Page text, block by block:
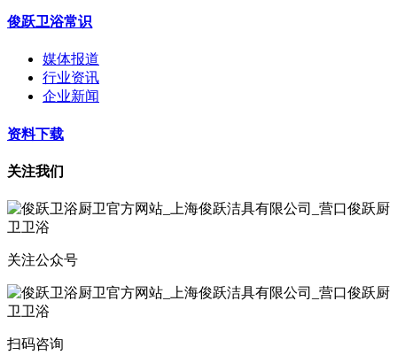
俊跃卫浴常识
媒体报道
行业资讯
企业新闻
资料下载
关注我们
关注公众号
扫码咨询